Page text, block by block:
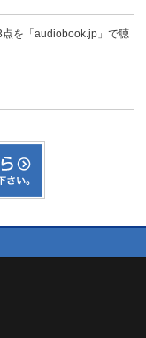
を「audiobook.jp」で聴